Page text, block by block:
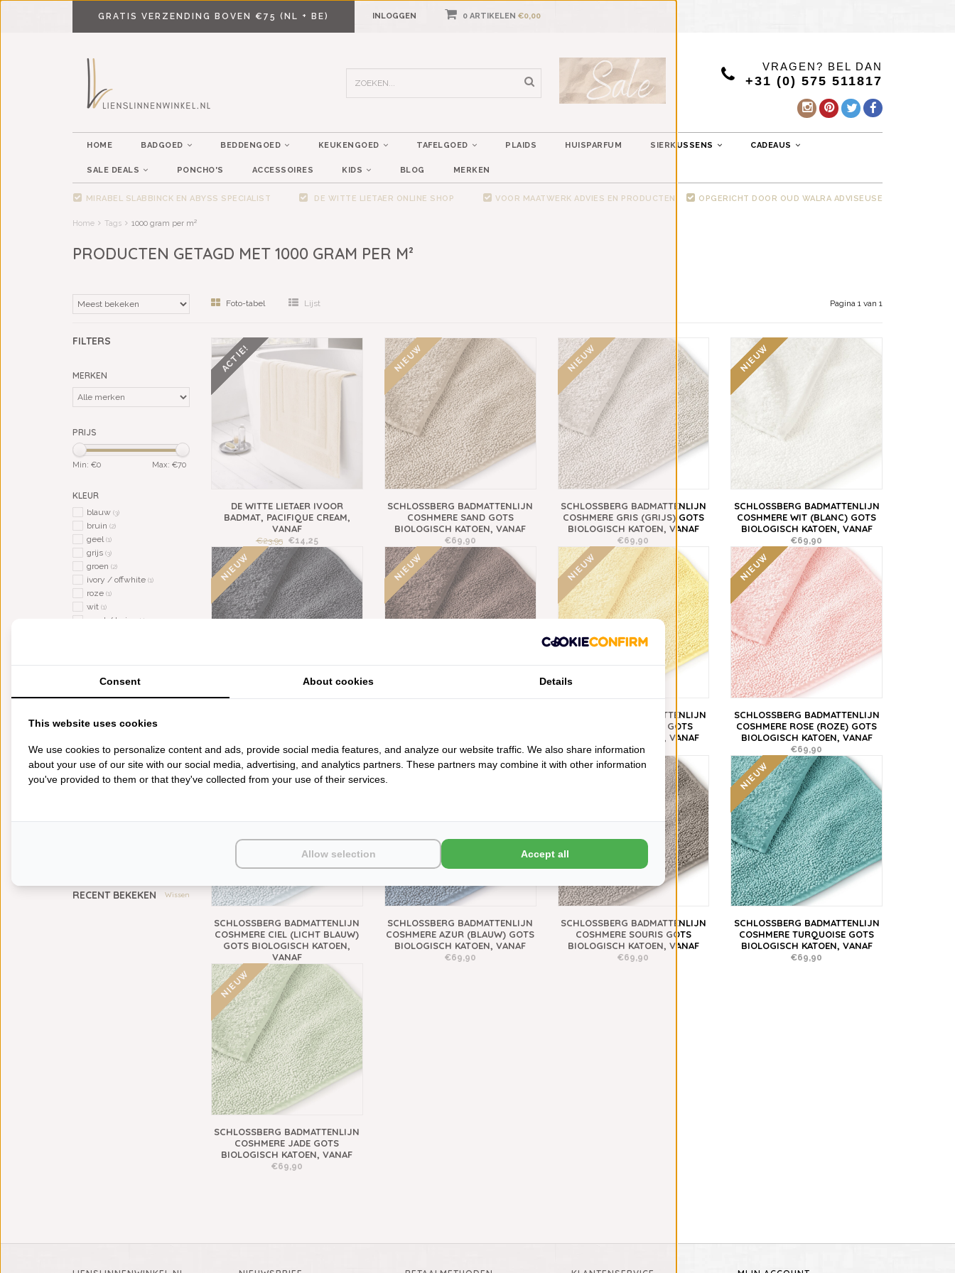
GRATIS VERZENDING BOVEN €75 (NL + BE) INLOGGEN 0 ARTIKELEN €0,00
VRAGEN? BEL DAN
+31 (0) 575 511817
HOME BADGOED BEDDENGOED KEUKENGOED TAFELGOED PLAIDS HUISPARFUM SIERKUSSENS CADEAUS
SALE DEALS PONCHO'S ACCESSOIRES KIDS BLOG MERKEN
MIRABEL SLABBINCK EN ABYSS SPECIALIST DE WITTE LIETAER ONLINE SHOP VOOR MAATWERK ADVIES EN PRODUCTEN OPGERICHT DOOR OUD WALRA ADVISEUSE
Home Tags 1000 gram per m²
PRODUCTEN GETAGD MET 1000 GRAM PER M²
Foto-tabel Lijst Pagina 1 van 1
FILTERS
MERKEN
PRIJS
Min: €0 Max: €70
KLEUR
blauw (3)
bruin (2)
geel(1)
grijs (3)
groen (2)
ivory / offwhite (1)
roze (1)
wit (1)
zand / beige (1)
BADGOED
BEDDENGOED
TAFELGOED
HUISPARFUM
SIERKUSSENS
CADEAUS
RECENT BEKEKEN Wissen
ACTIE!
DE WITTE LIETAER IVOOR
BADMAT, PACIFIQUE CREAM,
VANAF
€23,95 €14,25
NIEUW
SCHLOSSBERG BADMATTENLIJN
COSHMERE SAND GOTS
BIOLOGISCH KATOEN, VANAF
€69,90
NIEUW
SCHLOSSBERG BADMATTENLIJN
COSHMERE GRIS (GRIJS) GOTS
BIOLOGISCH KATOEN, VANAF
€69,90
NIEUW
SCHLOSSBERG BADMATTENLIJN
COSHMERE WIT (BLANC) GOTS
BIOLOGISCH KATOEN, VANAF
€69,90
NIEUW
€69,90
NIEUW
VANAF
€69,90
NIEUW
SCHLOSSBERG BADMATTENLIJN
COSHMERE VANILLE GOTS
BIOLOGISCH KATOEN, VANAF
€69,90
NIEUW
SCHLOSSBERG BADMATTENLIJN
COSHMERE ROSE (ROZE) GOTS
BIOLOGISCH KATOEN, VANAF
€69,90
NIEUW
SCHLOSSBERG BADMATTENLIJN
COSHMERE CIEL (LICHT BLAUW)
GOTS BIOLOGISCH KATOEN,
VANAF
€69,90
NIEUW
SCHLOSSBERG BADMATTENLIJN
COSHMERE AZUR (BLAUW) GOTS
BIOLOGISCH KATOEN, VANAF
€69,90
NIEUW
SCHLOSSBERG BADMATTENLIJN
COSHMERE SOURIS GOTS
BIOLOGISCH KATOEN, VANAF
€69,90
NIEUW
SCHLOSSBERG BADMATTENLIJN
COSHMERE TURQUOISE GOTS
BIOLOGISCH KATOEN, VANAF
€69,90
NIEUW
SCHLOSSBERG BADMATTENLIJN
COSHMERE JADE GOTS
BIOLOGISCH KATOEN, VANAF
€69,90
Consent About cookies Details
This website uses cookies
We use cookies to personalize content and ads, provide social media features, and analyze our website traffic. We also share information
about your use of our site with our social media, advertising, and analytics partners. These partners may combine it with other information
you've provided to them or that they've collected from your use of their services.
Allow selection Accept all